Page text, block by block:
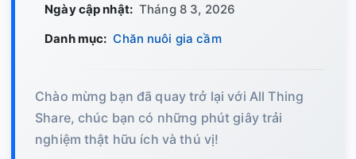
Ngày cập nhật: Tháng 8 3, 2026
Danh mục: Chăn nuôi gia cầm
Chào mừng bạn đã quay trở lại với All Thing
Share, chúc bạn có những phút giây trải
nghiệm thật hữu ích và thú vị!